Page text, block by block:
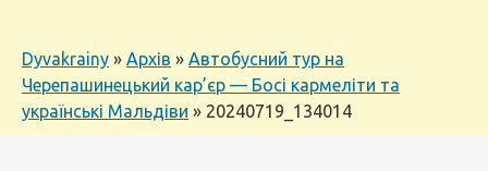
Dyvakrainy » Архів » Автобусний тур на
Черепашинецький кар’єр — Босі кармеліти та
українські Мальдіви » 20240719_134014